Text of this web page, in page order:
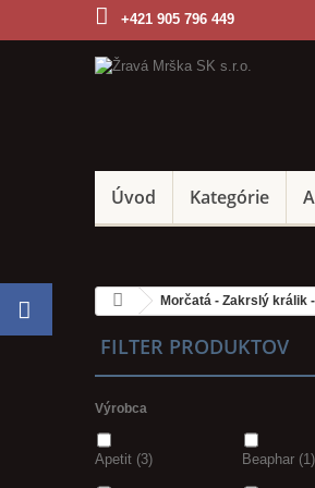
+421 905 796 449
Úvod Kategórie
Morčatá - Zakrslý králik
FILTER PRODUKTOV
Výrobca
Apetit (3) Beaphar (1)